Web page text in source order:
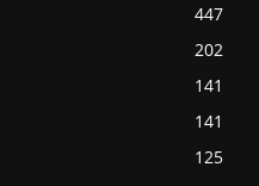
447
202
141
141
125